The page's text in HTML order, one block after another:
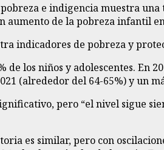
e indigencia muestra
aumento de la pobreza infantil
de los niños y adolescentes.
(alrededor del 64-65%) y un
pero “el nivel sigue
es similar, pero con